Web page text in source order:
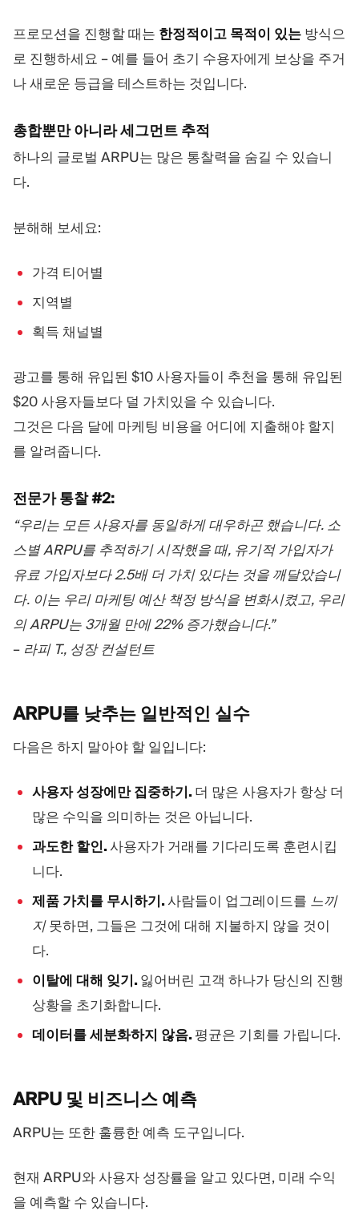
프로모션을 진행할 때는 한정적이고 목적이 있는 방식으
로 진행하세요 – 예를 들어 초기 수용자에게 보상을 주거
나 새로운 등급을 테스트하는 것입니다.
총합뿐만 아니라 세그먼트 추적
하나의 글로벌 ARPU는 많은 통찰력을 숨길 수 있습니
다.
분해해 보세요:
가격 티어별
지역별
획득 채널별
광고를 통해 유입된 $10 사용자들이 추천을 통해 유입된
$20 사용자들보다 덜 가치있을 수 있습니다.
그것은 다음 달에 마케팅 비용을 어디에 지출해야 할지
를 알려줍니다.
전문가 통찰 #2:
“우리는 모든 사용자를 동일하게 대우하곤 했습니다. 소
스별 ARPU를 추적하기 시작했을 때, 유기적 가입자가
유료 가입자보다 2.5배 더 가치 있다는 것을 깨달았습니
다. 이는 우리 마케팅 예산 책정 방식을 변화시켰고, 우리
의 ARPU는 3개월 만에 22% 증가했습니다.”
– 라피 T., 성장 컨설턴트
ARPU를 낮추는 일반적인 실수
다음은 하지 말아야 할 일입니다:
사용자 성장에만 집중하기.더 많은 사용자가 항상 더
많은 수익을 의미하는 것은 아닙니다.
과도한 할인.사용자가 거래를 기다리도록 훈련시킵
니다.
제품 가치를 무시하기.사람들이 업그레이드를 느끼
지못하면, 그들은 그것에 대해 지불하지 않을 것이
다.
이탈에 대해 잊기.잃어버린 고객 하나가 당신의 진행
상황을 초기화합니다.
데이터를 세분화하지 않음.평균은 기회를 가립니다.
ARPU 및 비즈니스 예측
ARPU는 또한 훌륭한 예측 도구입니다.
현재 ARPU와 사용자 성장률을 알고 있다면, 미래 수익
을 예측할 수 있습니다.